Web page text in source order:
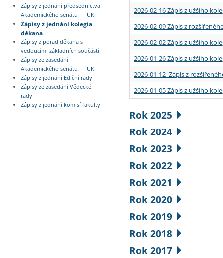
Zápisy z jednání předsednictva
Akademického senátu FF UK
Zápisy z jednání kolegia
děkana
Zápisy z porad děkana s
vedoucími základních součástí
Zápisy ze zasedání
Akademického senátu FF UK
Zápisy z jednání Ediční rady
Zápisy ze zasedání Vědecké
rady
Zápisy z jednání komisí fakulty
2026-02-16 Zápis z užšího
2026-02-09 Zápis z
2026-02-02 Zápis z užšího
2026-01-26 Zápis z užšího
2026-01-12 Zápis z
2026-01-05 Zápis z užšího
Rok 2025
Rok 2024
Rok 2023
Rok 2022
Rok 2021
Rok 2020
Rok 2019
Rok 2018
Rok 2017